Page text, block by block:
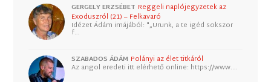
GERGELY ERZSÉBET Reggeli naplójegyzetek az
Exoduszról (21) – Felkavaró
Idézet Ádám imájából: "„Urunk, a te igéd sokszor
f…
SZABADOS ÁDÁM Polányi az élet titkáról
Az angol eredeti itt elérhető online: https://www.…